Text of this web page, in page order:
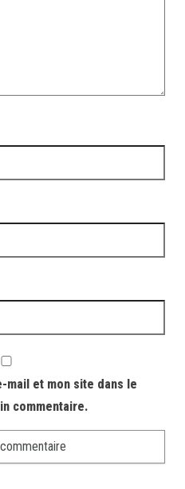
mail et mon site dans le
commentaire.